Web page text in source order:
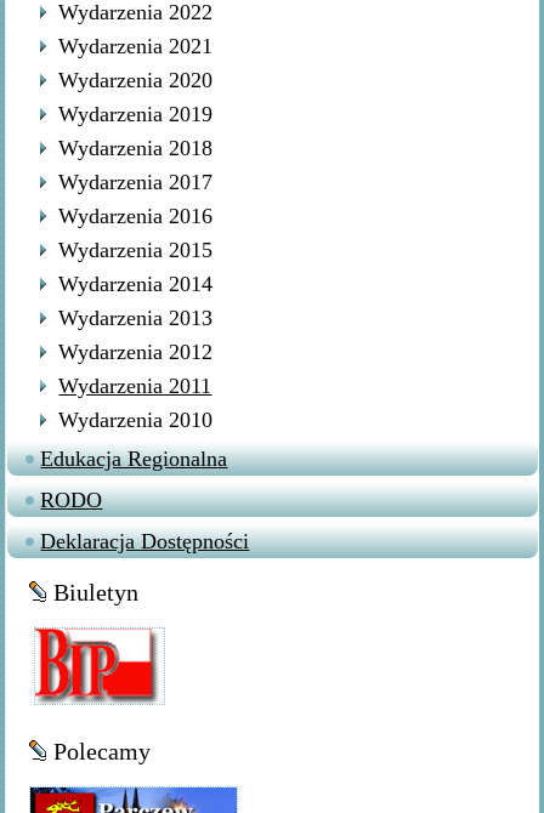
Wydarzenia 2022
Wydarzenia 2021
Wydarzenia 2020
Wydarzenia 2019
Wydarzenia 2018
Wydarzenia 2017
Wydarzenia 2016
Wydarzenia 2015
Wydarzenia 2014
Wydarzenia 2013
Wydarzenia 2012
Wydarzenia 2011
Wydarzenia 2010
Edukacja Regionalna
RODO
Deklaracja Dostępności
Biuletyn
Polecamy